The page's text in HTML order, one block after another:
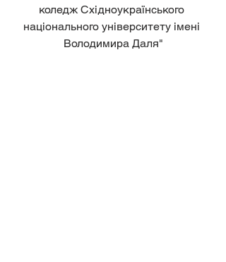
коледж Східноукраїнського
національного університету імені
Володимира Даля"